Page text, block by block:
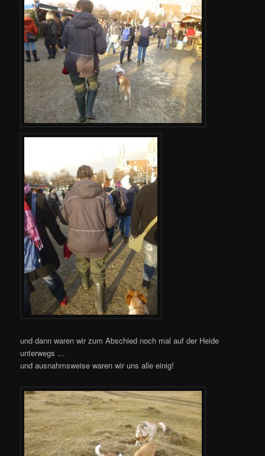
und dann waren wir zum Abschied noch mal auf der Heide
unterwegs …
und ausnahmsweise waren wir uns alle einig!